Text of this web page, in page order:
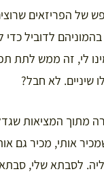
של הפריזאים
לדוביל כדי
לי, זה ממש לתת
שיניים. לא חבל?
מתוך המציאות
אותי, מכיר גם
לסבתא שלי, סבתא